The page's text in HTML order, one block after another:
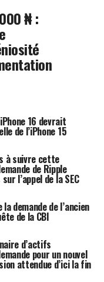
₦ :
16 devrait
de l’iPhone 15
à suivre cette
de Ripple
l’appel de la SEC
demande de l’ancien
de la CBI
d’actifs
pour un nouvel
attendue d’ici la fin